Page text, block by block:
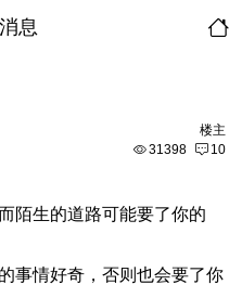
息
楼主
31398 10
陌生的道路可能要了你的
事情好奇，否则也会要了你